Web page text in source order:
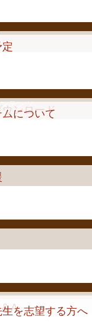
テンツ
ンロード
について
Aを志望する方へ